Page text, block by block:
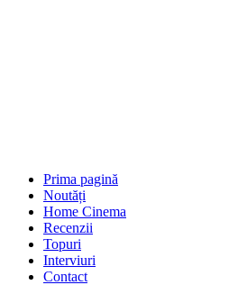
Prima pagină
Noutăți
Home Cinema
Recenzii
Topuri
Interviuri
Contact